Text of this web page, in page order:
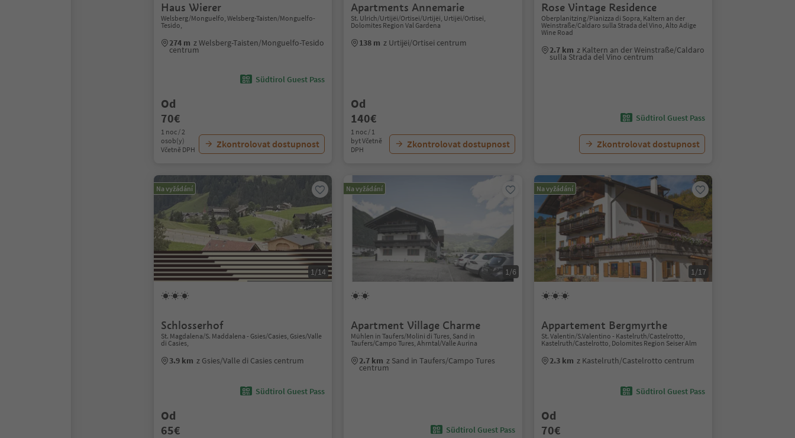
Haus Wierer
Welsberg/Monguelfo, Welsberg-Taisten/Monguelfo-
Tesido,
274 m z Welsberg-Taisten/Monguelfo-Tesido
centrum
Südtirol Guest Pass
Od
70€
1 noc / 2
osob(y)
Včetně DPH
Zkontrolovat dostupnost
Apartments Annemarie
St. Ulrich/Urtijëi/Ortisei/Urtijëi, Urtijëi/Ortisei,
Dolomites Region Val Gardena
138 m z Urtijëi/Ortisei centrum
Od
140€
1 noc / 1
byt Včetně
DPH
Zkontrolovat dostupnost
Rose Vintage Residence
Oberplanitzing/Pianizza di Sopra, Kaltern an der
Weinstraße/Caldaro sulla Strada del Vino, Alto Adige
Wine Road
2.7 km z Kaltern an der Weinstraße/Caldaro
sulla Strada del Vino centrum
Südtirol Guest Pass
Zkontrolovat dostupnost
Na vyžádání
1/14
Schlosserhof
St. Magdalena/S. Maddalena - Gsies/Casies, Gsies/Valle
di Casies,
3.9 km z Gsies/Valle di Casies centrum
Südtirol Guest Pass
Od
65€
Na vyžádání
1/6
Apartment Village Charme
Mühlen in Taufers/Molini di Tures, Sand in
Taufers/Campo Tures, Ahrntal/Valle Aurina
2.7 km z Sand in Taufers/Campo Tures
centrum
Südtirol Guest Pass
Na vyžádání
1/17
Appartement Bergmyrthe
St. Valentin/S.Valentino - Kastelruth/Castelrotto,
Kastelruth/Castelrotto, Dolomites Region Seiser Alm
2.3 km z Kastelruth/Castelrotto centrum
Südtirol Guest Pass
Od
70€